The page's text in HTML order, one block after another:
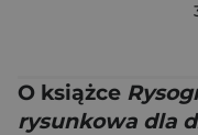
O książce
rysunkowa dla